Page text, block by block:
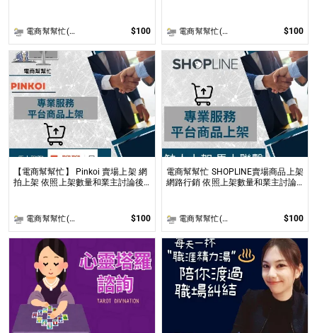
電商幫幫忙(電商平台代營運/電商上架/運營策略/網路行銷) $100 電商幫幫忙(電商平台代營運/電商上架/運營策略/網路行銷) $100
【電商幫幫忙】 Pinkoi 賣場上架 網
拍上架 依照上架數量和業主討論後
電商幫幫忙(電商平台代營運/電商上架/運營策略/網路行銷) $100
電商幫幫忙 SHOPLINE賣場商品上架
網路行銷 依照上架數量和業主討論
電商幫幫忙(電商平台代營運/電商上架/運營策略/網路行銷) $100